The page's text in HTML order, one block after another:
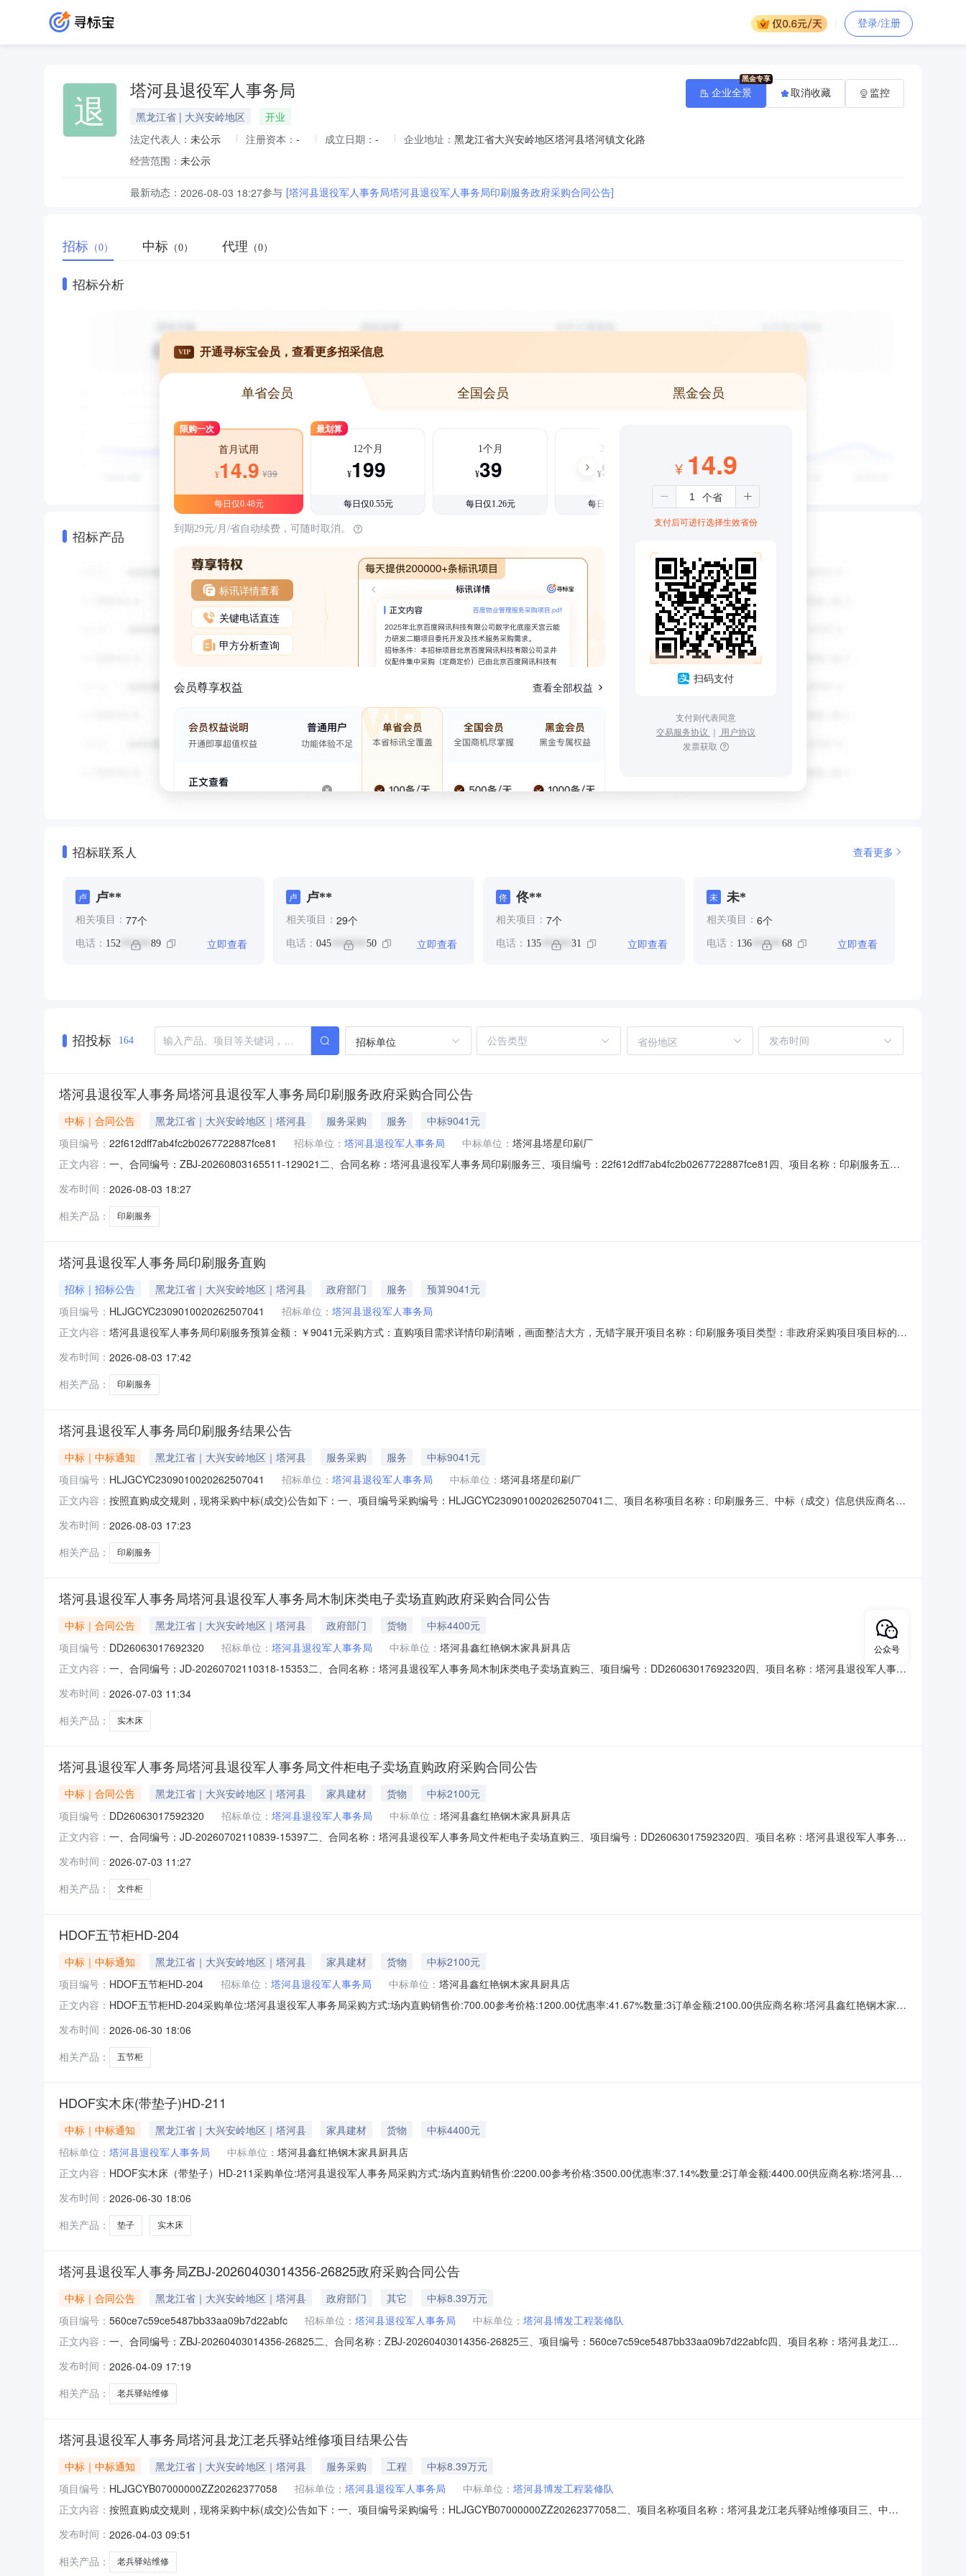
登录/注册
退 塔河县退役军人事务局
黑龙江省 | 大兴安岭地区
开业
法定代表人： 未公示 注册资本： - 成立日期： - 企业地址： 黑龙江省大兴安岭地区塔河县塔河镇文化路
经营范围： 未公示
最新动态： 2026-08-03 18:27参与 [塔河县退役军人事务局塔河县退役军人事务局印刷服务政府采购合同公告]
企业全景 取消收藏 监控
招标 （0） 中标 （0） 代理 （0）
招标分析
招标产品
VIP 开通寻标宝会员，查看更多招采信息
单省会员 全国会员 黑金会员
限购一次
首月试用
¥14.9 ¥39
每日仅0.48元
最划算
12个月
¥199
每日仅0.55元
1个月
¥39
每日仅1.26元
3个月
¥99
每日仅1.08元
到期29元/月/省自动续费，可随时取消。
标讯详情查看
关键电话直连
甲方分析查询
会员尊享权益 查看全部权益
¥ 14.9
支付后可进行选择生效省份
扫码支付
支付则代表同意
交易服务协议 ｜ 用户协议
发票获取
招标联系人 查看更多
卢 卢**
相关项目： 77个
电话： 152 ****** 89 立即查看
卢 卢**
相关项目： 29个
电话： 045******* 50 立即查看
佟 佟**
相关项目： 7个
电话： 135 ****** 31 立即查看
未 未*
相关项目： 6个
电话： 136****** 68 立即查看
招投标 164 招标单位 省份地区
塔河县退役军人事务局塔河县退役军人事务局印刷服务政府采购合同公告
中标｜合同公告 黑龙江省｜大兴安岭地区｜塔河县 服务采购 服务
中标9041元
项目编号： 22f612dff7ab4fc2b0267722887fce81 招标单位： 塔河县退役军人事务局 中标单位： 塔河县塔星印刷厂
正文内容： 一、合同编号：ZBJ-20260803165511-129021二、合同名称：塔河县退役军人事务局印刷服务三、项目编号：22f612dff7ab4fc2b0267722887fce81四、项目名称：印刷服务五、
13904573669六、合同主要信息主要标的：序号名称数量(单位)单价(元)总价(元)规格型号/服务要求1印刷服务1(项)￥9,04
发布时间： 2026-08-03 18:27
相关产品：
印刷服务
塔河县退役军人事务局印刷服务直购
招标｜招标公告 黑龙江省｜大兴安岭地区｜塔河县 政府部门 服务
预算9041元
项目编号： HLJGCYC2309010020262507041 招标单位： 塔河县退役军人事务局
正文内容： 塔河县退役军人事务局印刷服务预算金额：￥9041元采购方式：直购项目需求详情印刷清晰，画面整洁大方，无错字展开项目名称：印刷服务项目类型：非政府采购项目项目标的所
求：无。三、特定的资格要求：无。四、本项目不接受联合体参与异议处理项：如有异议请电话咨询采购人，采购流程问题请咨询平台运营。发布时间：2026-08-0315:33:42采购编
号：HLJGCYC23
发布时间： 2026-08-03 17:42
相关产品：
印刷服务
塔河县退役军人事务局印刷服务结果公告
中标｜中标通知 黑龙江省｜大兴安岭地区｜塔河县 服务采购 服务
中标9041元
项目编号： HLJGCYC2309010020262507041 招标单位： 塔河县退役军人事务局 中标单位： 塔河县塔星印刷厂
正文内容： 按照直购成交规则，现将采购中标(成交)公告如下：一、项目编号采购编号：HLJGCYC2309010020262507041二、项目名称项目名称：印刷服务三、中标（成交）信息供应商名
的类型：服务类名称：印刷服务项目周期：10项目实施地：黑龙江省大兴安岭地区塔河县塔河县塔河镇文化路269号六、公告期限自本公告发布之日起1个工作日。七、其
发布时间： 2026-08-03 17:23
相关产品：
印刷服务
塔河县退役军人事务局塔河县退役军人事务局木制床类电子卖场直购政府采购合同公告
中标｜合同公告 黑龙江省｜大兴安岭地区｜塔河县 政府部门 货物
中标4400元
项目编号： DD26063017692320 招标单位： 塔河县退役军人事务局 中标单位： 塔河县鑫红艳钢木家具厨具店
正文内容： 一、合同编号：JD-20260702110318-15353二、合同名称：塔河县退役军人事务局木制床类电子卖场直购三、项目编号：DD26063017692320四、项目名称：塔河县退役军人事务
县鑫红艳钢木家具厨具店地址：塔河县联系方式：18045773221六、合同主要信息主要标的：序号名称数量(单位)单价(元)总价(元)规格型号/服务要求1H
发布时间： 2026-07-03 11:34
相关产品：
实木床
塔河县退役军人事务局塔河县退役军人事务局文件柜电子卖场直购政府采购合同公告
中标｜合同公告 黑龙江省｜大兴安岭地区｜塔河县 家具建材 货物
中标2100元
项目编号： DD26063017592320 招标单位： 塔河县退役军人事务局 中标单位： 塔河县鑫红艳钢木家具厨具店
正文内容： 一、合同编号：JD-20260702110839-15397二、合同名称：塔河县退役军人事务局文件柜电子卖场直购三、项目编号：DD26063017592320四、项目名称：塔河县退役军人事务局
红艳钢木家具厨具店地址：塔河县联系方式：18045773221六、合同主要信息主要标的：序号名称数量(单位)单价(元)总价(元)规格型号/服务要求1HDO
发布时间： 2026-07-03 11:27
相关产品：
文件柜
HDOF五节柜HD-204
中标｜中标通知 黑龙江省｜大兴安岭地区｜塔河县 家具建材 货物
中标2100元
项目编号： HDOF五节柜HD-204 招标单位： 塔河县退役军人事务局 中标单位： 塔河县鑫红艳钢木家具厨具店
正文内容： HDOF五节柜HD-204采购单位:塔河县退役军人事务局采购方式:场内直购销售价:700.00参考价格:1200.00优惠率:41.67%数量:3订单金额:2100.00供应商名称:塔河县鑫红艳钢木家具
发布时间： 2026-06-30 18:06
相关产品：
五节柜
HDOF实木床(带垫子)HD-211
中标｜中标通知 黑龙江省｜大兴安岭地区｜塔河县 家具建材 货物
中标4400元
招标单位： 塔河县退役军人事务局 中标单位： 塔河县鑫红艳钢木家具厨具店
正文内容： HDOF实木床（带垫子）HD-211采购单位:塔河县退役军人事务局采购方式:场内直购销售价:2200.00参考价格:3500.00优惠率:37.14%数量:2订单金额:4400.00供应商名称:塔河县鑫
发布时间： 2026-06-30 18:06
相关产品：
垫子 实木床
塔河县退役军人事务局ZBJ-20260403014356-26825政府采购合同公告
中标｜合同公告 黑龙江省｜大兴安岭地区｜塔河县 政府部门 其它
中标8.39万元
项目编号： 560ce7c59ce5487bb33aa09b7d22abfc 招标单位： 塔河县退役军人事务局 中标单位： 塔河县博发工程装修队
正文内容： 一、合同编号：ZBJ-20260403014356-26825二、合同名称：ZBJ-20260403014356-26825三、项目编号：560ce7c59ce5487bb33aa09b7d22abfc四、项目名称：塔河县龙江老
程装修队地址：黑龙江省大兴安岭地区塔河县塔河镇新建街十委203栋联系方式：3662044六、合同主要信息主要标的：序号
发布时间： 2026-04-09 17:19
相关产品：
老兵驿站维修
塔河县退役军人事务局塔河县龙江老兵驿站维修项目结果公告
中标｜中标通知 黑龙江省｜大兴安岭地区｜塔河县 服务采购 工程
中标8.39万元
项目编号： HLJGCYB07000000ZZ20262377058 招标单位： 塔河县退役军人事务局 中标单位： 塔河县博发工程装修队
正文内容： 按照直购成交规则，现将采购中标(成交)公告如下：一、项目编号采购编号：HLJGCYB07000000ZZ20262377058二、项目名称项目名称：塔河县龙江老兵驿站维修项目三、中标
定成交时间：2026-04-0309:08:51四、主要标的信息标的类型：工程类名称：塔河县龙江老兵驿站维修项目项目周期：30项目实施地：黑龙江省大兴安岭地区塔河县塔河镇
发布时间： 2026-04-03 09:51
相关产品：
老兵驿站维修
公众号